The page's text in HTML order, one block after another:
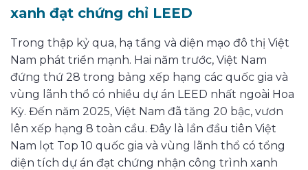
xanh đạt chứng chỉ LEED
Trong thập kỷ qua, hạ tầng và diện mạo đô thị Việt
Nam phát triển mạnh. Hai năm trước, Việt Nam
đứng thứ 28 trong bảng xếp hạng các quốc gia và
vùng lãnh thổ có nhiều dự án LEED nhất ngoài Hoa
Kỳ. Đến năm 2025, Việt Nam đã tăng 20 bậc, vươn
lên xếp hạng 8 toàn cầu. Đây là lần đầu tiên Việt
Nam lọt Top 10 quốc gia và vùng lãnh thổ có tổng
diện tích dự án đạt chứng nhận công trình xanh